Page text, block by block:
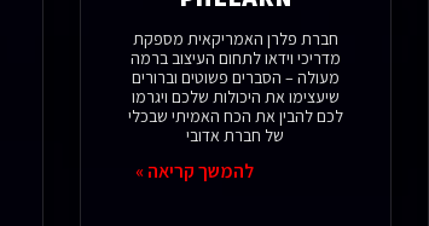
חברת פלרן האמריקאית מספקת
מדריכי וידאו לתחום העיצוב ברמה
מעולה – הסברים פשוטים וברורים
שיעצימו את היכולות שלכם ויגרמו
לכם להבין את הכח האמיתי שבכלי
של חברת אדובי
להמשך קריאה »